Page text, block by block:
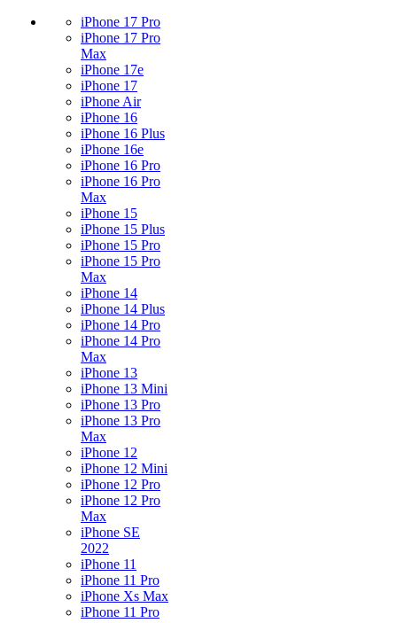
iPhone 17 Pro
iPhone 17 Pro
Max
iPhone 17e
iPhone 17
iPhone Air
iPhone 16
iPhone 16 Plus
iPhone 16e
iPhone 16 Pro
iPhone 16 Pro
Max
iPhone 15
iPhone 15 Plus
iPhone 15 Pro
iPhone 15 Pro
Max
iPhone 14
iPhone 14 Plus
iPhone 14 Pro
iPhone 14 Pro
Max
iPhone 13
iPhone 13 Mini
iPhone 13 Pro
iPhone 13 Pro
Max
iPhone 12
iPhone 12 Mini
iPhone 12 Pro
iPhone 12 Pro
Max
iPhone SE
2022
iPhone 11
iPhone 11 Pro
iPhone Xs Max
iPhone 11 Pro